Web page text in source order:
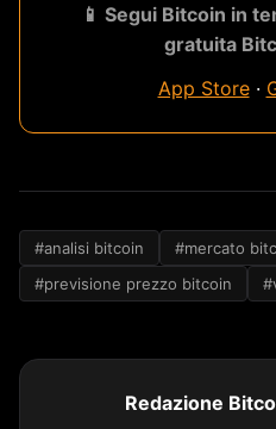
📱 Segui Bitcoin in
gratuita
App Store·
#analisi bitcoin #mercato
#previsione prezzo bitcoin
Redazione